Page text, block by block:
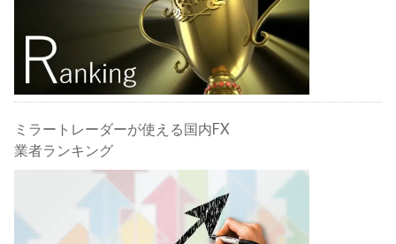
ミラートレーダーが使える国内FX
業者ランキング